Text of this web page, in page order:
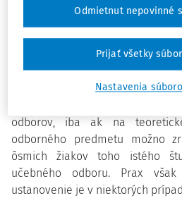
študijného odboru alebo učebného
Predchádzajúce znenie
zákona č. 245/2008 Z. z.
škole možno vytvoriť
odborov, iba ak na
odborného predmetu možno
ôsmich žiakov toho istého
učebného odboru. Prax
ustanovenie je v niektorých
Nastavenia
Odmietnut nepovinné
Prijať všetky